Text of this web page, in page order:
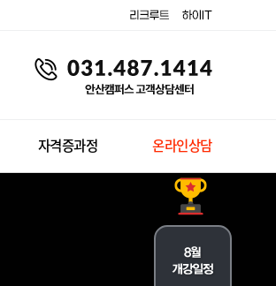
자격증과정 온라인상담